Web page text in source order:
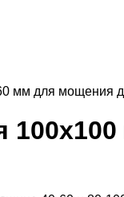
мм для мощения